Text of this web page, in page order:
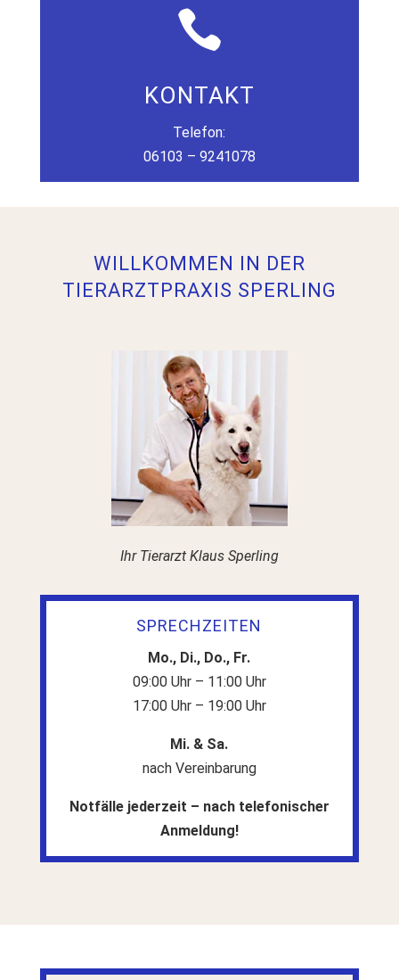

KONTAKT
Telefon:
06103 – 9241078
WILLKOMMEN IN DER
TIERARZTPRAXIS SPERLING
Ihr Tierarzt Klaus Sperling
SPRECHZEITEN
Mo., Di., Do., Fr.
09:00 Uhr – 11:00 Uhr
17:00 Uhr – 19:00 Uhr
Mi. & Sa.
nach Vereinbarung
Notfälle jederzeit – nach telefonischer
Anmeldung!